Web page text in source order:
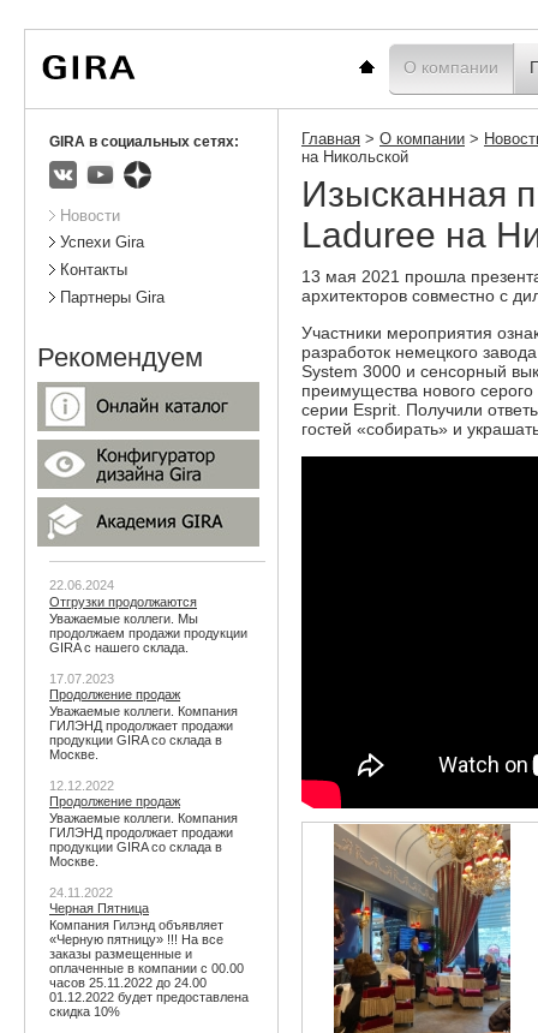
Главная
О компании
Главная > О компании >
на Никольской
Изысканная
Laduree на
13 мая 2021 прошла
архитекторов совместно с
Участники мероприятия
разработок немецкого
System 3000 и сенсорный
преимущества нового
серии Esprit. Получили
гостей «собирать» и
GIRA в социальных сетях:
Подразделы
Новости
Успехи Gira
Контакты
Партнеры Gira
Рекомендуем
22.06.2024
Отгрузки продолжаются
Уважаемые коллеги. Мы
продолжаем продажи продукции
GIRA с нашего склада.
17.07.2023
Продолжение продаж
Уважаемые коллеги. Компания
ГИЛЭНД продолжает продажи
продукции GIRA со склада в
Москве.
12.12.2022
Продолжение продаж
Уважаемые коллеги. Компания
ГИЛЭНД продолжает продажи
продукции GIRA со склада в
Москве.
24.11.2022
Черная Пятница
Компания Гилэнд объявляет
«Черную пятницу» !!! На все
заказы размещенные и
оплаченные в компании с 00.00
часов 25.11.2022 до 24.00
01.12.2022 будет предоставлена
скидка 10%